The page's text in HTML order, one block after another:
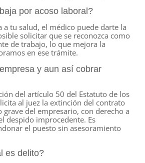
por acoso laboral?
a tu salud, el médico puede darte la
solicitar que se reconozca como
de trabajo, lo que mejora la
en ese trámite.
y aun así cobrar
del artículo 50 del Estatuto de los
al juez la extinción del contrato
del empresario, con derecho a
despido improcedente. Es
el puesto sin asesoramiento
es delito?